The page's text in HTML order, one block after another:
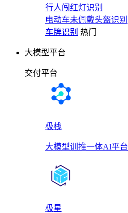
行人闯红灯识别
电动车未佩戴头盔识别
车牌识别 热门
大模型平台
交付平台
极栈
大模型训推一体AI平台
极星